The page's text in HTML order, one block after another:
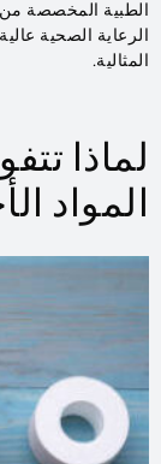
الرعاية الصحية
المثالية.
المواد